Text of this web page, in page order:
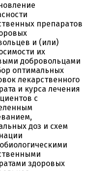
препаратов
и (или)
их
добровольцами
оптимальных
лекарственного
и курса лечения
с
доз и схем
здоровых